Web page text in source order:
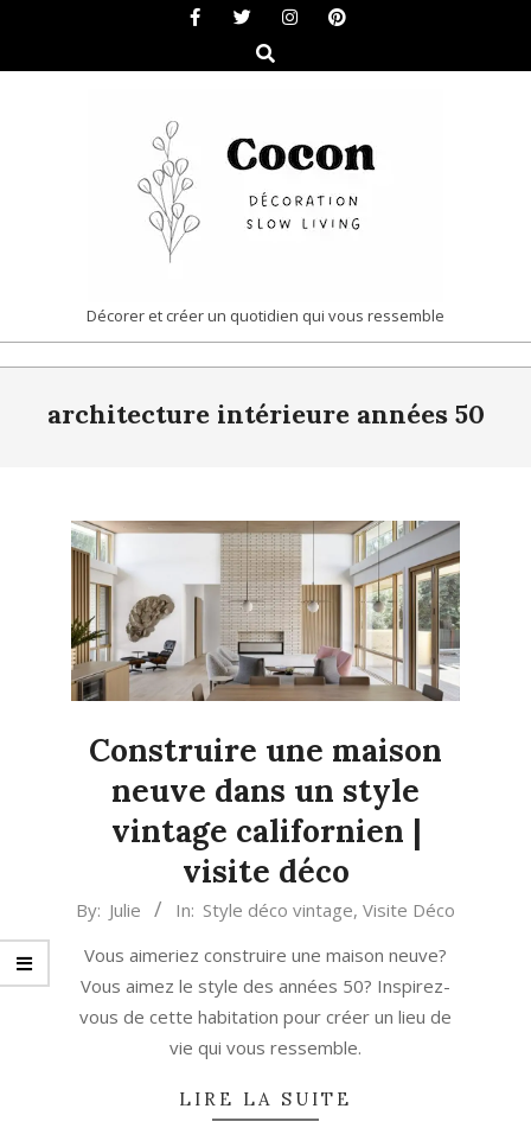
content
Search
COCON
|
DÉCORATION
LIVING
Décorer et créer un quotidien qui vous ressemble
Navigationarchitecture intérieure années 50
Construire une maison
neuve dans un style
vintage californien |
visite déco
2024-
10
By: Julie In: Style déco vintage, Visite Déco
Vous aimeriez construire une maison neuve?
Vous aimez le style des années 50? Inspirez-
vous de cette habitation pour créer un lieu de
vie qui vous ressemble.
LIRE LA SUITE